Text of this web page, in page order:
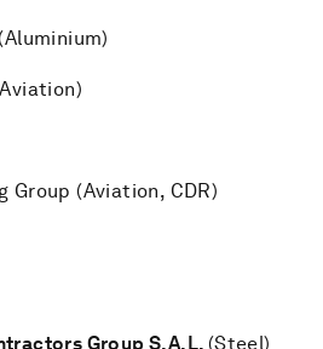
(Aluminium)
Group (Aviation, CDR)
Group S.A.L. (Steel)